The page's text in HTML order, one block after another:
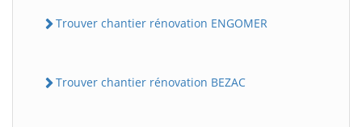
Trouver chantier rénovation ENGOMER
Trouver chantier rénovation BEZAC